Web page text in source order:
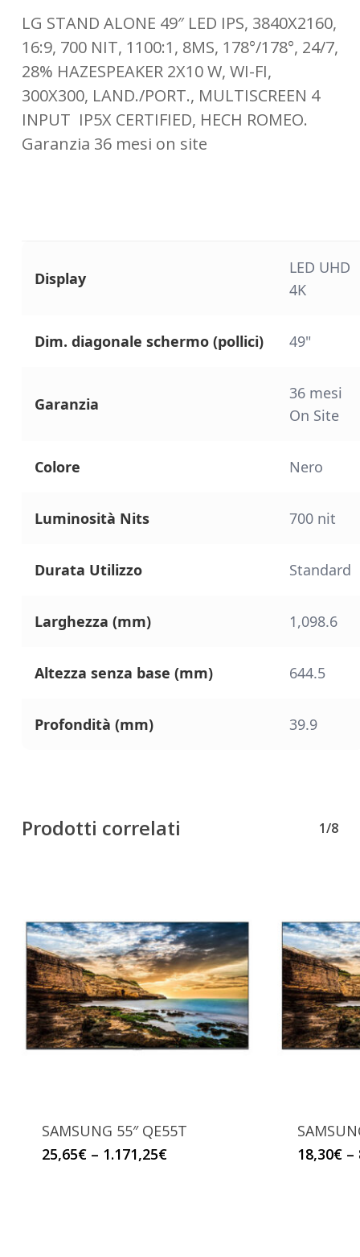
LG STAND ALONE 49″ LED IPS, 3840X2160,
16:9, 700 NIT, 1100:1, 8MS, 178°/178°, 24/7,
28% HAZESPEAKER 2X10 W, WI-FI,
300X300, LAND./PORT., MULTISCREEN 4
INPUT IP5X CERTIFIED, HECH ROMEO.
Garanzia 36 mesi on site
Display
LED UHD
4K
Dim. diagonale schermo (pollici) 49"
Garanzia
36 mesi
On Site
Colore Nero
Luminosità Nits 700 nit
Durata Utilizzo Standard
Larghezza (mm) 1,098.6
Altezza senza base (mm) 644.5
Profondità (mm) 39.9
Prodotti correlati 1/8
SAMSUNG 55″ QE55T
25,65€– 1.171,25€
18,30€ –